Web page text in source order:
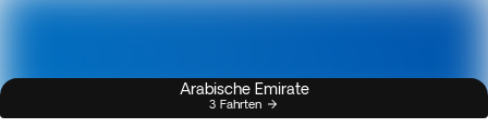
Arabische Emirate
3 Fahrten